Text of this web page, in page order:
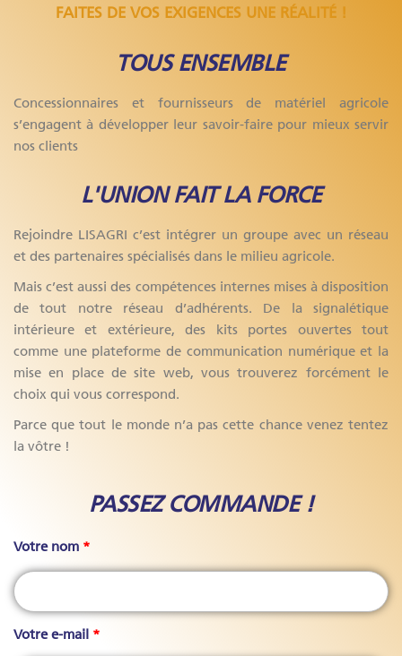
FAITES DE VOS EXIGENCES UNE RÉALITÉ !
TOUS ENSEMBLE
Concessionnaires et fournisseurs de matériel agricole
s’engagent à développer leur savoir-faire pour mieux servir
nos clients
L'UNION FAIT LA FORCE
Rejoindre LISAGRI c’est intégrer un groupe avec un réseau
et des partenaires spécialisés dans le milieu agricole.
Mais c’est aussi des compétences internes mises à disposition
de tout notre réseau d’adhérents. De la signalétique
intérieure et extérieure, des kits portes ouvertes tout
comme une plateforme de communication numérique et la
mise en place de site web, vous trouverez forcément le
choix qui vous correspond.
Parce que tout le monde n’a pas cette chance venez tentez
la vôtre !
PASSEZ COMMANDE !
Votre nom *
Votre e-mail *